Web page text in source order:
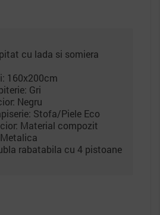
cu lada si somiera
160x200cm
Gri
Negru
Stofa/Piele Eco
Material compozit
rabatabila cu 4 pistoane